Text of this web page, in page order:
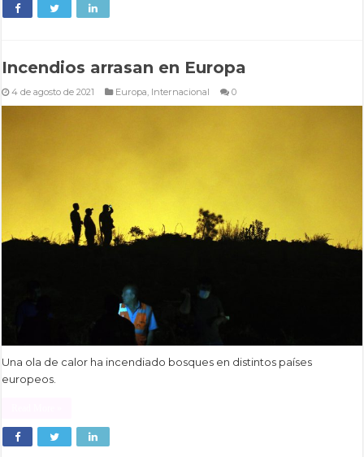
Incendios arrasan en Europa
4 de agosto de 2021 Europa, Internacional 0
Una ola de calor ha incendiado bosques en distintos países
europeos.